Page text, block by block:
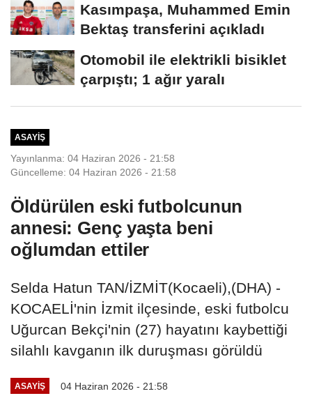
Kasımpaşa, Muhammed Emin
Bektaş transferini açıkladı
Otomobil ile elektrikli bisiklet
çarpıştı; 1 ağır yaralı
ASAYIŞ
Yayınlanma: 04 Haziran 2026 - 21:58
Güncelleme: 04 Haziran 2026 - 21:58
Öldürülen eski futbolcunun
annesi: Genç yaşta beni
oğlumdan ettiler
Selda Hatun TAN/İZMİT(Kocaeli),(DHA) -
KOCAELİ'nin İzmit ilçesinde, eski futbolcu
Uğurcan Bekçi'nin (27) hayatını kaybettiği
silahlı kavganın ilk duruşması görüldü
ASAYIŞ 04 Haziran 2026 - 21:58